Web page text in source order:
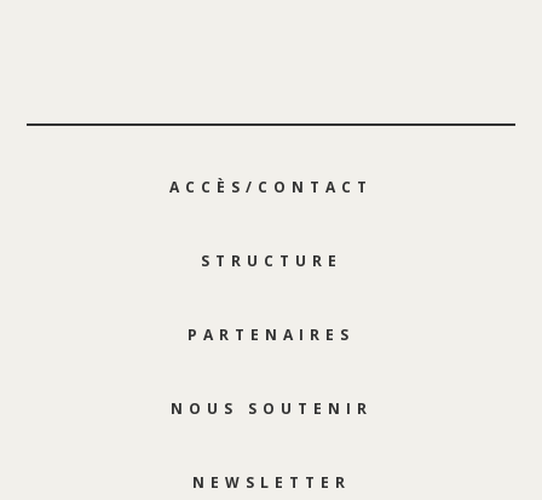
ACCÈS/CONTACT
STRUCTURE
PARTENAIRES
NOUS SOUTENIR
NEWSLETTER